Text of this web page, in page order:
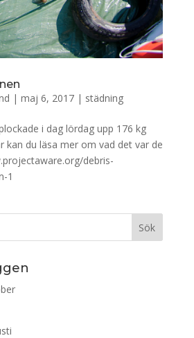
| maj 6, 2017| städning
i dag lördag upp 176 kg
kan du läsa mer om vad det var de
debris-
1